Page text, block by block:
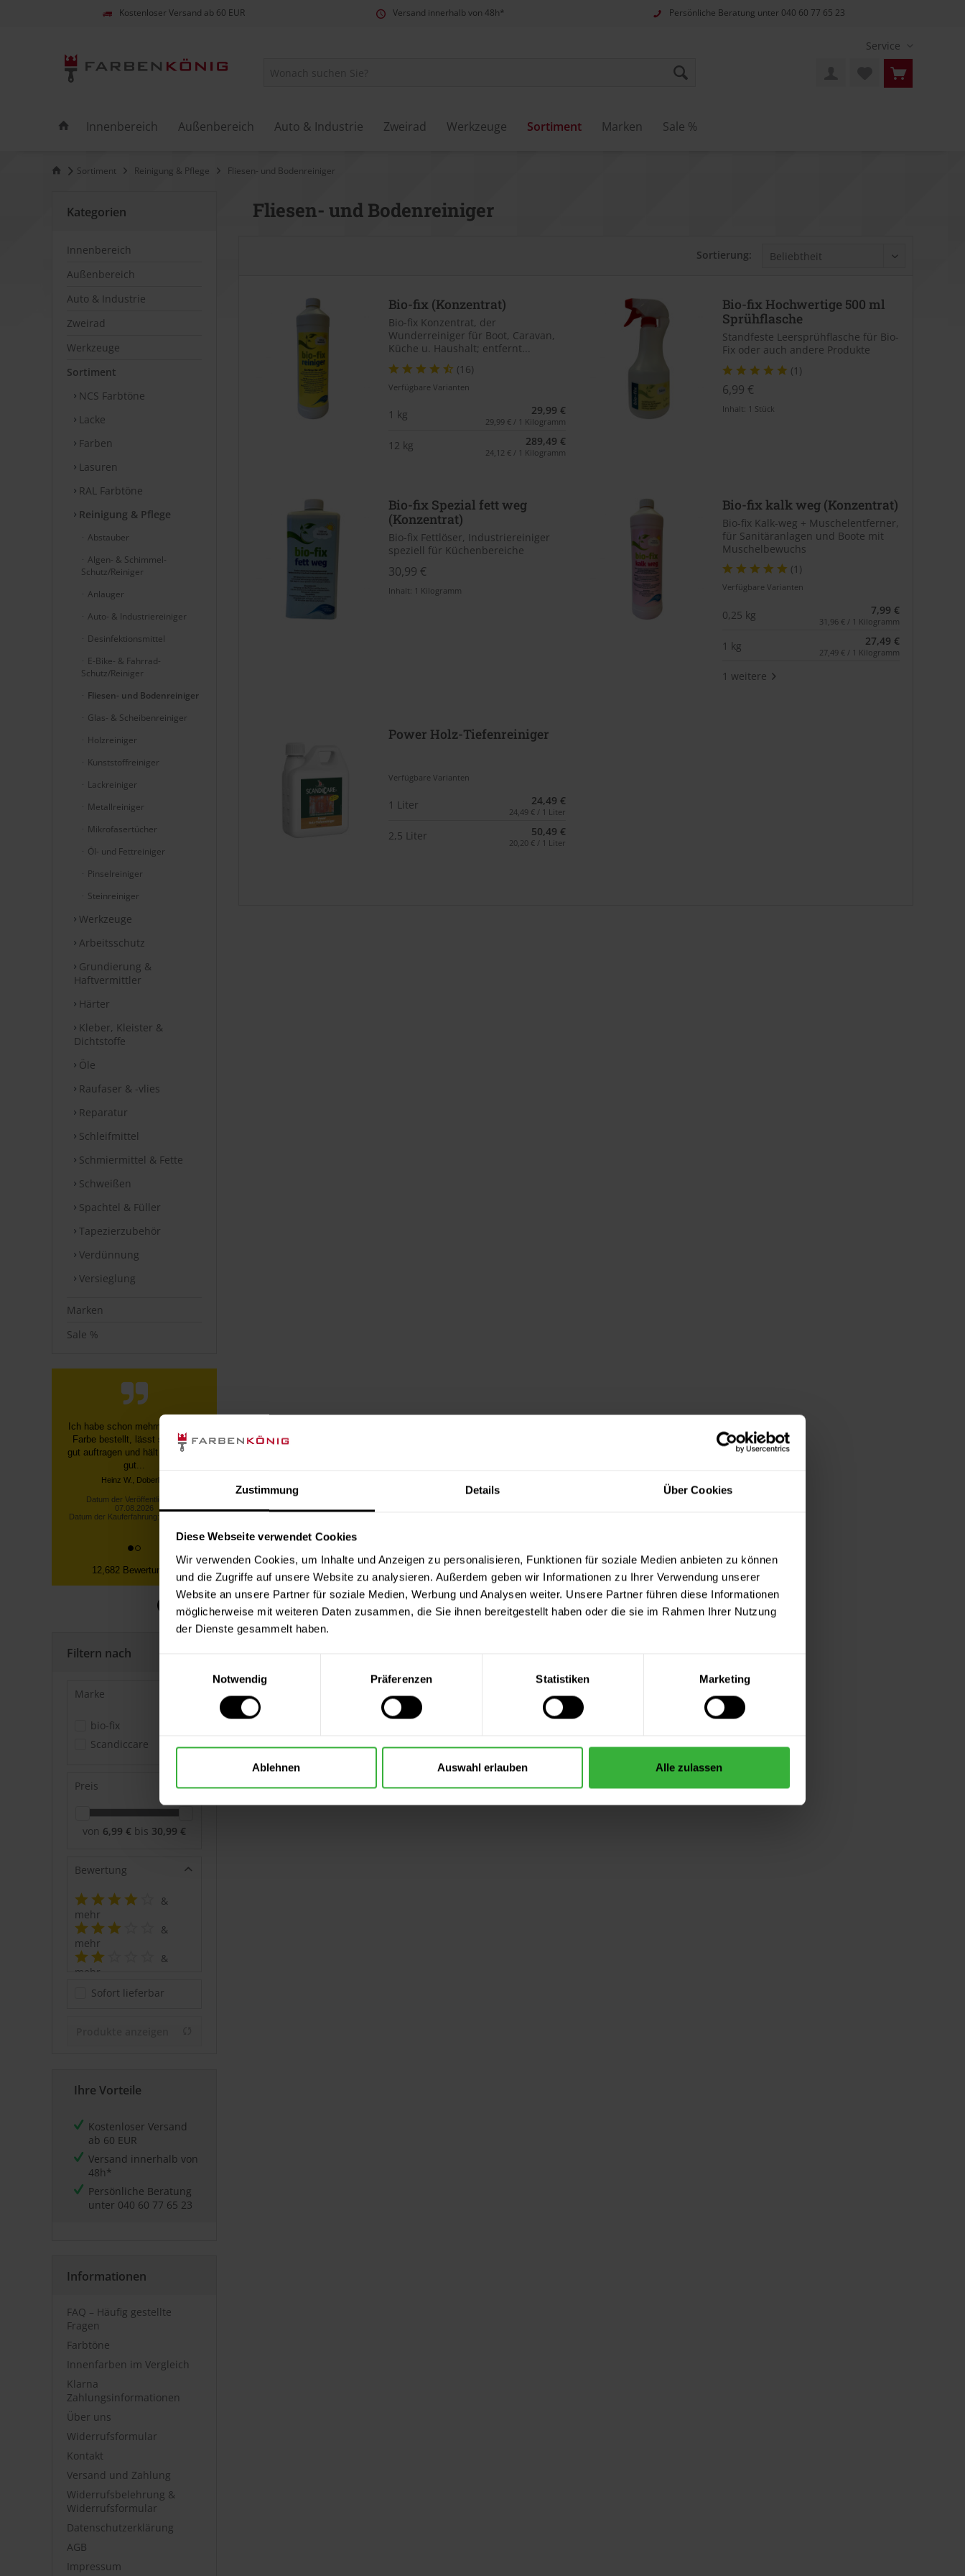
Zustimmung Details Über Cookies
Diese Webseite verwendet Cookies
Wir verwenden Cookies, um Inhalte und Anzeigen zu personalisieren, Funktionen für soziale Medien anbieten zu können
und die Zugriffe auf unsere Website zu analysieren. Außerdem geben wir Informationen zu Ihrer Verwendung unserer
Website an unsere Partner für soziale Medien, Werbung und Analysen weiter. Unsere Partner führen diese Informationen
möglicherweise mit weiteren Daten zusammen, die Sie ihnen bereitgestellt haben oder die sie im Rahmen Ihrer Nutzung
der Dienste gesammelt haben.
Notwendig
Präferenzen Statistiken Marketing
Ablehnen Auswahl erlauben Alle zulassen
Kostenloser Versand ab 60 EUR Versand innerhalb von 48h* Persönliche Beratung unter 040 60 77 65 23
Service
Innenbereich Außenbereich Auto & Industrie Zweirad Werkzeuge Sortiment Marken Sale %
Sortiment Reinigung & Pflege Fliesen- und Bodenreiniger
Kategorien
Innenbereich
Außenbereich
Auto & Industrie
Zweirad
Werkzeuge
Sortiment
NCS Farbtöne
Lacke
Farben
Lasuren
RAL Farbtöne
Reinigung & Pflege
Abstauber
Algen- & Schimmel-
Schutz/Reiniger
Anlauger
Auto- & Industriereiniger
Desinfektionsmittel
E-Bike- & Fahrrad-
Schutz/Reiniger
Fliesen- und Bodenreiniger
Glas- & Scheibenreiniger
Holzreiniger
Kunststoffreiniger
Lackreiniger
Metallreiniger
Mikrofasertücher
Öl- und Fettreiniger
Pinselreiniger
Steinreiniger
Werkzeuge
Arbeitsschutz
Grundierung &
Haftvermittler
Härter
Kleber, Kleister &
Dichtstoffe
Öle
Raufaser & -vlies
Reparatur
Schleifmittel
Schmiermittel & Fette
Schweißen
Spachtel & Füller
Tapezierzubehör
Verdünnung
Versieglung
Marken
Sale %
Schnelle, unkomplizierte
Bestellung über die Homepage,
schnelle Lieferung, gute
Sendungsverfolgung ...
Datum der Veröffentlichung:
07.08.2026
Datum der Kauferfahrung: 27.07.2026
12,682 Bewertungen
Filtern nach
Marke
bio-fix
Scandiccare
Preis
von 6,99 € bis 30,99 €
Bewertung
&
mehr
&
mehr
&
mehr
mehr
Sofort lieferbar
Ihre Vorteile
Kostenloser Versand
ab 60 EUR
Versand innerhalb von
48h*
Persönliche Beratung
unter 040 60 77 65 23
Informationen
FAQ – Häufig gestellte
Fragen
Farbtöne
Innenfarben im Vergleich
Klarna
Zahlungsinformationen
Über uns
Widerrufsformular
Kontakt
Versand und Zahlung
Widerrufsbelehrung &
Widerrufsformular
Datenschutzerklärung
AGB
Impressum
Fliesen- und Bodenreiniger
Sortierung:
Bio-fix (Konzentrat)
Bio-fix Konzentrat, der
Wunderreiniger für Boot, Caravan,
Küche u. Haushalt; entfernt...
(16)
Verfügbare Varianten
1 kg 29,99 €
29,99 € / 1 Kilogramm
12 kg 289,49 €
24,12 € / 1 Kilogramm
Bio-fix Hochwertige 500 ml
Sprühflasche
Standfeste Leersprühflasche für Bio-
Fix oder auch andere Produkte
(1)
6,99 €
Inhalt: 1 Stück
Bio-fix Spezial fett weg
(Konzentrat)
Bio-fix Fettlöser, Industriereiniger
speziell für Küchenbereiche
30,99 €
Inhalt: 1 Kilogramm
Bio-fix kalk weg (Konzentrat)
Bio-fix Kalk-weg + Muschelentferner,
für Sanitäranlagen und Boote mit
Muschelbewuchs
(1)
Verfügbare Varianten
0,25 kg 7,99 €
31,96 € / 1 Kilogramm
1 kg 27,49 €
27,49 € / 1 Kilogramm
1 weitere
Power Holz-Tiefenreiniger
Verfügbare Varianten
1 Liter 24,49 €
24,49 € / 1 Liter
2,5 Liter 50,49 €
20,20 € / 1 Liter